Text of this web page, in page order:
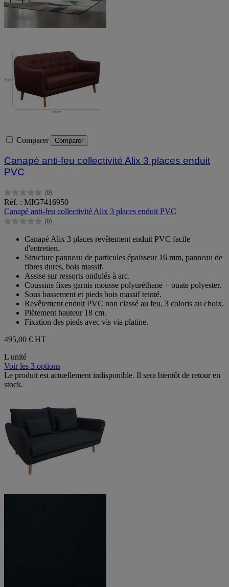
Comparer Comparer
Canapé anti-feu collectivité Alix 3 places enduit
PVC
(0)
0.0
sur
5
étoiles.
Réf. : MIG7416950
Canapé anti-feu collectivité Alix 3 places enduit PVC
(0)
0.0
étoiles.
Canapé Alix 3 places revêtement enduit PVC facile
d'entretien.
Structure panneau de particules épaisseur 16 mm, panneau de
fibres dures, bois massif.
Assise sur ressorts ondulés à arc.
Coussins fixes garnis mousse polyuréthane + ouate polyester.
Sous bassement et pieds bois massif teinté.
Revêtement enduit PVC non classé au feu, 3 coloris au choix.
Piètement hauteur 18 cm.
Fixation des pieds avec vis via platine.
495,00 € HT
L'unité
Voir les 3 options
Le produit est actuellement indisponible. Il sera bientôt de retour en
stock.